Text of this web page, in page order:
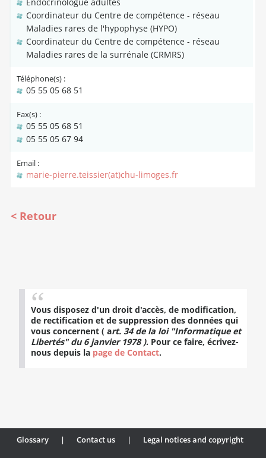
Coordinateur du Centre de compétence - réseau
Maladies rares de l'hypophyse (HYPO)
Coordinateur du Centre de compétence - réseau
Maladies rares de la surrénale (CRMRS)
Téléphone(s) :
05 55 05 68 51
Fax(s) :
05 55 05 68 51
05 55 05 67 94
Email :
marie-pierre.teissier(at)chu-limoges.fr
Retour
Vous disposez d'un droit d'accès, de modification,
de rectification et de suppression des données qui
vous concernent ( art. 34 de la loi "Informatique et
Libertés" du 6 janvier 1978 ). Pour ce faire, écrivez-
nous depuis la page de Contact.
Glossary | Contact us | Legal notices and copyright